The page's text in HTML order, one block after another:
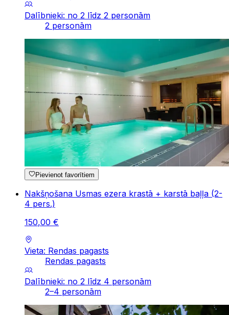
Dalībnieki: no 2 līdz 2 personām
2 personām
Pievienot favorītiem
Nakšņošana Usmas ezera krastā + karstā baļļa (2-
4 pers.)
150,00 €
Vieta: Rendas pagasts
Rendas pagasts
Dalībnieki: no 2 līdz 4 personām
2–4 personām